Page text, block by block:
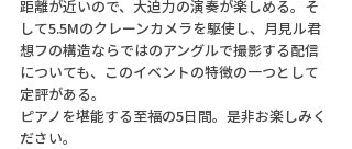
距離が近いので、大迫力の演奏が楽しめる。そ
して5.5Mのクレーンカメラを駆使し、月見ル君
想フの構造ならではのアングルで撮影する配信
についても、このイベントの特徴の一つとして
定評がある。
ピアノを堪能する至福の5日間。是非お楽しみく
ださい。